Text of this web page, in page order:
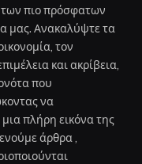
πιο πρόσφατων
μας. Ανακαλύψτε τα
τον
και ακρίβεια,
που
να
πλήρη εικόνα της
άρθρα ,